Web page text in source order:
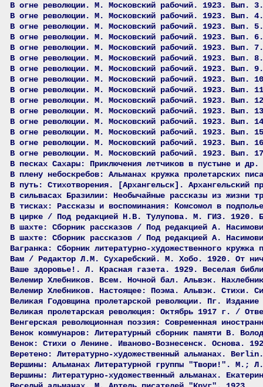
В огне революции. М. Московский рабочий. 1923. Вып.
В огне революции. М. Московский рабочий. 1923. Вып.
В огне революции. М. Московский рабочий. 1923. Вып.
В огне революции. М. Московский рабочий. 1923. Вып.
В огне революции. М. Московский рабочий. 1923. Вып.
В огне революции. М. Московский рабочий. 1923. Вып.
В огне революции. М. Московский рабочий. 1923. Вып.
В огне революции. М. Московский рабочий. 1923. Вып.
В огне революции. М. Московский рабочий. 1923. Вып.
В огне революции. М. Московский рабочий. 1923. Вып.
В огне революции. М. Московский рабочий. 1923. Вып.
В огне революции. М. Московский рабочий. 1923. Вып.
В огне революции. М. Московский рабочий. 1923. Вып.
В огне революции. М. Московский рабочий. 1923. Вып.
В огне революции. М. Московский рабочий. 1923. Вып.
В песках Сахары: Приключения летчиков в пустыне и
В плену небоскребов: Альманах кружка пролетарских
В путь: Стихотворения. [Архангельск]. Архангельский
В сильвасах Бразилии: Необычайные рассказы из
В тисках: Рассказы и воспоминания: Комсомол в
В цирке / Под редакцией Н.В. Тулупова. М. ГИЗ. 1920.
В шахте: Сборник рассказов / Под редакцией А.
В шахте: Сборник рассказов / Под редакцией А.
Вагранка: Сборник литературно-художественного
Вам / Редактор Л.М. Сухаребский. М. Хобо. 1920. От
Ваше здоровье!. Л. Красная газета. 1929. Веселая
Велемир Хлебников. Всем. Ночной бал. Альвэк.
Велемир Хлебников. Настоящее: Поэма. Альвэк. Стихи.
Великая Годовщина пролетарской революции. Пг.
Великая пролетарская революция: Октябрь 1917 г. /
Венгерская революционная поэзия: Современная
Венок коммунаров: Литературный сборник памяти В.
Венок: Стихи о Ленине. Иваново-Вознесенск. Основа.
Веретено: Литературно-художественный альманах.
Вершины: Альманах Литературной группы "Твори!". М.;
Вершины: Литературно-художественный альманах.